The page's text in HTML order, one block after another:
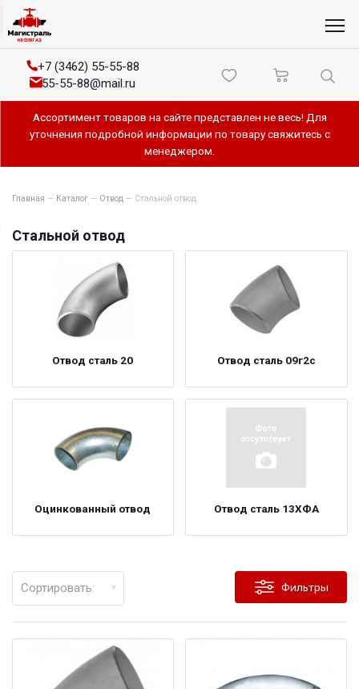
+7 (3462) 55-55-88
55-55-88@mail.ru
Ассортимент товаров на сайте представлен не весь! Для
уточнения подробной информации по товару свяжитесь с
менеджером.
Главная — Каталог — Отвод — Стальной отвод
Стальной отвод
Отвод сталь 20 Отвод сталь 09г2с
Оцинкованный отвод Отвод сталь 13ХФА
Фильтры
Сортировать: